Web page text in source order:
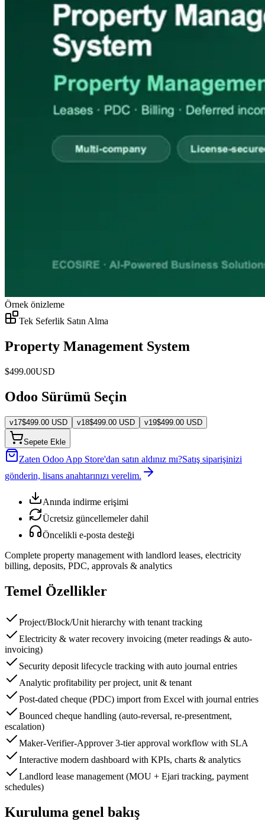
Örnek önizleme
Tek Seferlik Satın Alma
Property Management System
$499.00USD
Odoo Sürümü Seçin
v17$499.00 USD v18$499.00 USD v19$499.00 USD
Sepete Ekle
Zaten Odoo App Store'dan satın aldınız mı?Satış siparişinizi
gönderin, lisans anahtarınızı verelim.
Anında indirme erişimi
Ücretsiz güncellemeler dahil
Öncelikli e-posta desteği
Complete property management with landlord leases, electricity
billing, deposits, PDC, approvals & analytics
Temel Özellikler
Project/Block/Unit hierarchy with tenant tracking
Electricity & water recovery invoicing (meter readings & auto-
invoicing)
Security deposit lifecycle tracking with auto journal entries
Analytic profitability per project, unit & tenant
Post-dated cheque (PDC) import from Excel with journal entries
Bounced cheque handling (auto-reversal, re-presentment,
escalation)
Maker-Verifier-Approver 3-tier approval workflow with SLA
Interactive modern dashboard with KPIs, charts & analytics
Landlord lease management (MOU + Ejari tracking, payment
schedules)
Kuruluma genel bakış